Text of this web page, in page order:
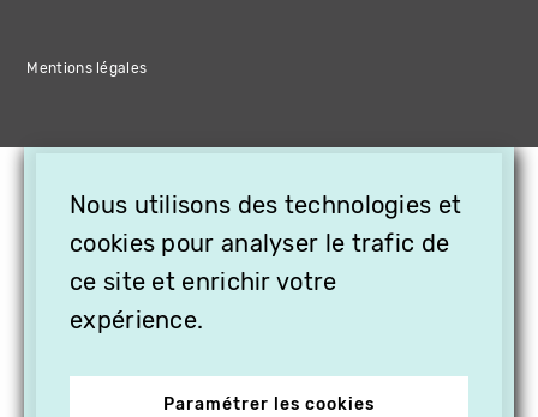
Mentions légales
Nous utilisons des technologies et
cookies pour analyser le trafic de
ce site et enrichir votre
expérience.
Paramétrer les cookies
OFFREZ LA VIDÉO EN
CADEAU, ABONNEZ VOS
PROCHES À VITHÈQUE !